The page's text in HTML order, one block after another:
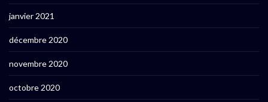
janvier 2021
décembre 2020
novembre 2020
octobre 2020